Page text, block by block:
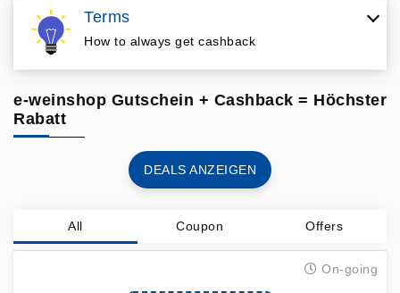
Terms
How to always get cashback
e-weinshop Gutschein + Cashback = Höchster
Rabatt
DEALS ANZEIGEN
All Coupon Offers
On-going